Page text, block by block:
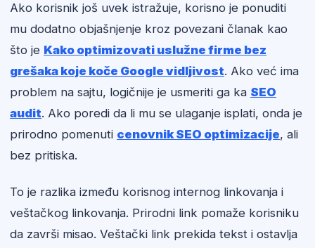
Ako korisnik još uvek istražuje, korisno je ponuditi
mu dodatno objašnjenje kroz povezani članak kao
što je Kako optimizovati uslužne firme bez
grešaka koje koče Google vidljivost. Ako već ima
problem na sajtu, logičnije je usmeriti ga ka SEO
audit. Ako poredi da li mu se ulaganje isplati, onda je
prirodno pomenuti cenovnik SEO optimizacije, ali
bez pritiska.
To je razlika između korisnog internog linkovanja i
veštačkog linkovanja. Prirodni link pomaže korisniku
da završi misao. Veštački link prekida tekst i ostavlja